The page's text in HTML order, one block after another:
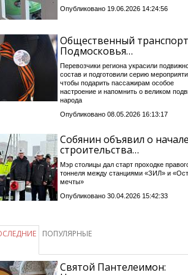
Опубликовано 19.06.2026 14:24:56
Общественный транспорт
Подмосковья…
Перевозчики региона украсили
состав и подготовили серию
чтобы подарить пассажирам особое
настроение и напомнить о великом
народа
Опубликовано 08.05.2026 16:13:17
Собянин объявил о начале
строительства…
Мэр столицы дал старт проходке
тоннеля между станциями «ЗИЛ» и
мечты»
Опубликовано 30.04.2026 15:42:33
ПОПУЛЯРНЫЕ
Святой Пантелеимон: